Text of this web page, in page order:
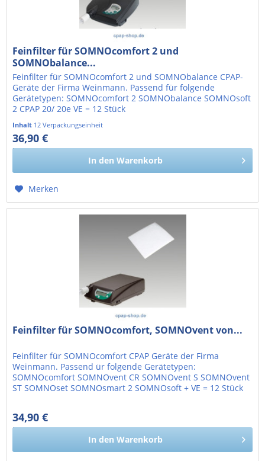
Feinfilter für SOMNOcomfort 2 und
SOMNObalance...
Feinfilter für SOMNOcomfort 2 und SOMNObalance CPAP-
Geräte der Firma Weinmann. Passend für folgende
Gerätetypen: SOMNOcomfort 2 SOMNObalance SOMNOsoft
2 CPAP 20/ 20e VE = 12 Stück
Inhalt 12 Verpackungseinheit
36,90 €
31,01 € exkl. MwSt.
In den Warenkorb
Merken
Feinfilter für SOMNOcomfort, SOMNOvent von...
Feinfilter für SOMNOcomfort CPAP Geräte der Firma
Weinmann. Passend ür folgende Gerätetypen:
SOMNOcomfort SOMNOvent CR SOMNOvent S SOMNOvent
ST SOMNOset SOMNOsmart 2 SOMNOsoft + VE = 12 Stück
34,90 €
29,33 € exkl. MwSt.
In den Warenkorb